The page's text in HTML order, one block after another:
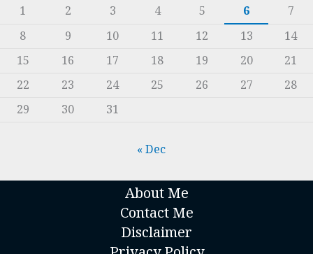
1
2 3 4 5 6
7
8
9 10 11 12 13
14
15
16 17 18 19 20
21
22
23 24 25 26 27
28
29
30 31
« Dec
About Me
Contact Me
Disclaimer